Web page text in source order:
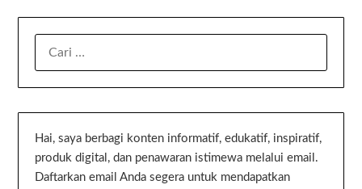
Hai, saya berbagi konten informatif, edukatif, inspiratif,
produk digital, dan penawaran istimewa melalui email.
Daftarkan email Anda segera untuk mendapatkan